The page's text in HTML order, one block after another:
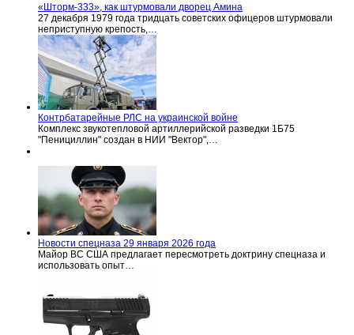
«Шторм-333», как штурмовали дворец Амина
27 декабря 1979 года тридцать советских офицеров штурмовали
неприступную крепость,…
Контрбатарейные РЛС на украинской войне
Комплекс звукотепловой артиллерийской разведки 1Б75
"Пенициллин" создан в НИИ "Вектор",…
Новости спецназа 29 января 2026 года
Майор ВС США предлагает пересмотреть доктрину спецназа и
использовать опыт…